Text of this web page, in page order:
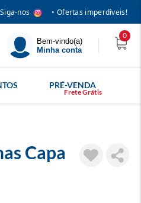
nos • Ofertas imperdíveis!
Bem-vindo(a)
Minha conta
0
PRÉ-VENDA
Capa